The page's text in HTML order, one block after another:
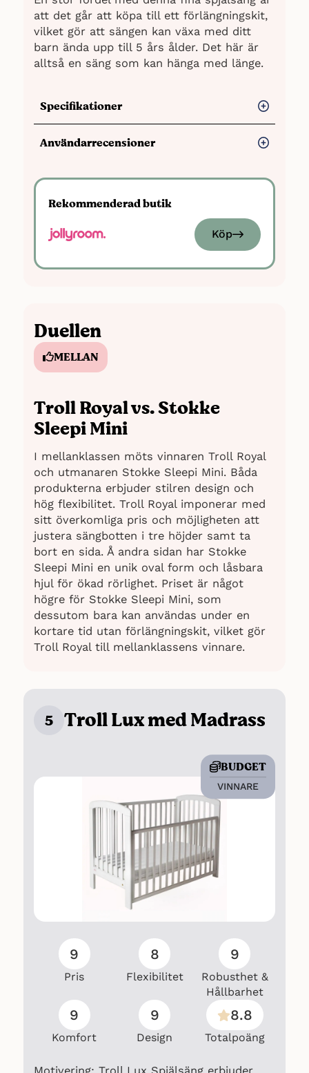
att det går att köpa till ett förlängningskit,
vilket gör att sängen kan växa med ditt
barn ända upp till 5 års ålder. Det här är
alltså en säng som kan hänga med länge.
Specifikationer
Mått:
67 x 83 x 87 cm
Ålder:0-6 mån (upp till 5 år med
Övrigt:Låsbara hjul, sängbotten med
maximal luftcirkulation,
förlängningsbar med förlängningskit,
Användarrecensioner
Att sängen har hjul är en stor fördel
Mysig och ombonad för bebisen
Sammanfattning: För att skapa en bred
bild av spjälsängen har vi hämtat cirka
20 recensioner från Amazon
Rekommenderad butik
Köp
Duellen
MELLAN
Troll Royal vs. Stokke
Sleepi Mini
I mellanklassen möts vinnaren Troll Royal
och utmanaren Stokke Sleepi Mini. Båda
produkterna erbjuder stilren design och
hög flexibilitet. Troll Royal imponerar med
sitt överkomliga pris och möjligheten att
justera sängbotten i tre höjder samt ta
bort en sida. Å andra sidan har Stokke
Sleepi Mini en unik oval form och låsbara
hjul för ökad rörlighet. Priset är något
högre för Stokke Sleepi Mini, som
dessutom bara kan användas under en
kortare tid utan förlängningskit, vilket gör
Troll Royal till mellanklassens vinnare.
5 Troll Lux med Madrass
BUDGET
VINNARE
9
Pris
8
Flexibilitet
9
Robusthet &
Hållbarhet
9
Komfort
9
Design
8.8
Totalpoäng